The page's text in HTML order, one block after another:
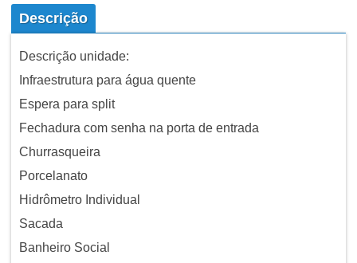
Descrição
Descrição unidade:
Infraestrutura para água quente
Espera para split
Fechadura com senha na porta de entrada
Churrasqueira
Porcelanato
Hidrômetro Individual
Sacada
Banheiro Social